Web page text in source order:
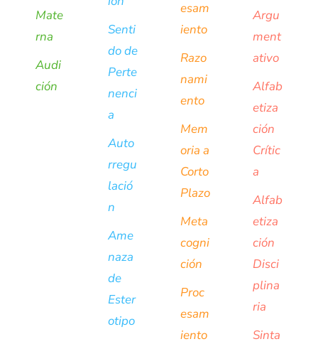
Mate
rna
Audi
ción
Senti
do de
Perte
nenci
a
Auto
rregu
lació
n
Ame
naza
de
Ester
otipo
esam
iento
Razo
nami
ento
Mem
oria a
Corto
Plazo
Meta
cogni
ción
Proc
esam
iento
Argu
ment
ativo
Alfab
etiza
ción
Crític
a
Alfab
etiza
ción
Disci
plina
ria
Sinta